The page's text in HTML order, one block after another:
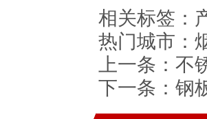
相关标签：
热门城市：
上一条： 不
下一条： 钢